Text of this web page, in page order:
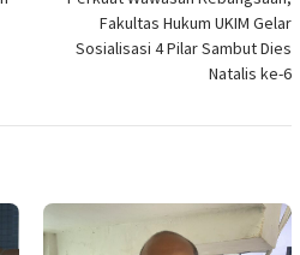
Fakultas Hukum UKIM Gelar
Sosialisasi 4 Pilar Sambut Dies
Natalis ke-6